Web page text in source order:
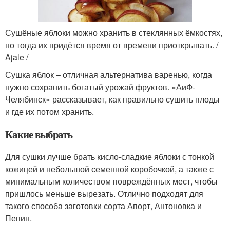
Сушёные яблоки можно хранить в стеклянных ёмкостях,
но тогда их придётся время от времени приоткрывать. /
Ajale /
Сушка яблок – отличная альтернатива варенью, когда
нужно сохранить богатый урожай фруктов. «АиФ-
Челябинск» рассказывает, как правильно сушить плоды
и где их потом хранить.
Какие выбрать
Для сушки лучше брать кисло-сладкие яблоки с тонкой
кожицей и небольшой семенной коробочкой, а также с
минимальным количеством повреждённых мест, чтобы
пришлось меньше вырезать. Отлично подходят для
такого способа заготовки сорта Апорт, Антоновка и
Пепин.